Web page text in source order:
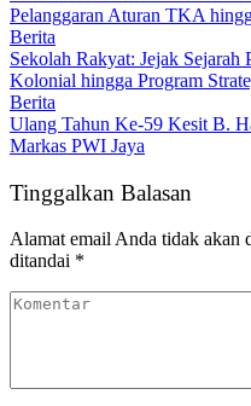
Pelanggaran Aturan TKA
Berita
Sekolah Rakyat: Jejak Sejarah
Kolonial hingga Program
Berita
Ulang Tahun Ke-59 Kesit B.
Markas PWI Jaya
Tinggalkan Balasan
Alamat email Anda tidak akan
ditandai *